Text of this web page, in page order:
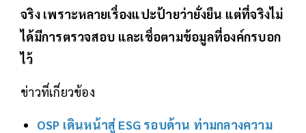
จริง เพราะหลายเรื่องแปะป้ายว่ายั่งยืน แต่ที่จริงไม่
ได้มีการตรวจสอบ และเชื่อตามข้อมูลที่องค์กรบอก
ไว้
ข่าวที่เกี่ยวข้อง
OSP เดินหน้าสู่ ESG รอบด้าน ท่ามกลางความ